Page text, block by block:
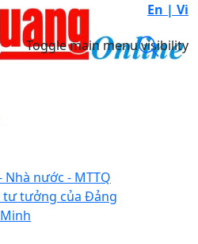
En | Vi
Toggle main menu visibility
nước - MTTQ
tư tưởng của Đảng